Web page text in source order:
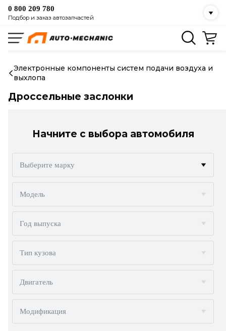
0 800 209 780
Подбор и заказ автозапчастей
Электронные компоненты систем подачи воздуха и
выхлопа
Дроссельные заслонки
Начните с выбора автомобиля
Выберите марку
ALFA ROMEO
AUDI
BMW
BYD
CADILLAC
CHERY
Модель
Год выпуска
Тип кузова
Двигатель
Модификация